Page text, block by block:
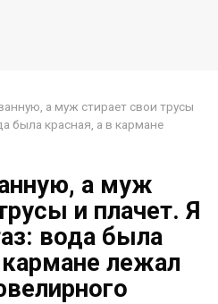
а муж стирает свои трусы
была красная, а в кармане
а муж
и плачет. Я
вода была
лежал